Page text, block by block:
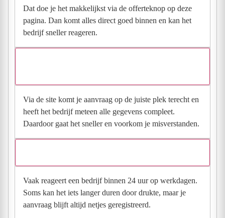
Dat doe je het makkelijkst via de offerteknop op deze
pagina. Dan komt alles direct goed binnen en kan het
bedrijf sneller reageren.
Via de site komt je aanvraag op de juiste plek terecht en
heeft het bedrijf meteen alle gegevens compleet.
Daardoor gaat het sneller en voorkom je misverstanden.
Vaak reageert een bedrijf binnen 24 uur op werkdagen.
Soms kan het iets langer duren door drukte, maar je
aanvraag blijft altijd netjes geregistreerd.